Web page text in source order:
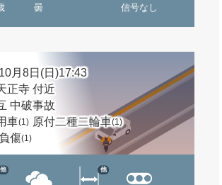
曇 信号なし
月8日(日)17:43
正寺 付近
中破事故
車(1) 原付二種二輪車(1)
負傷(1)
他 他